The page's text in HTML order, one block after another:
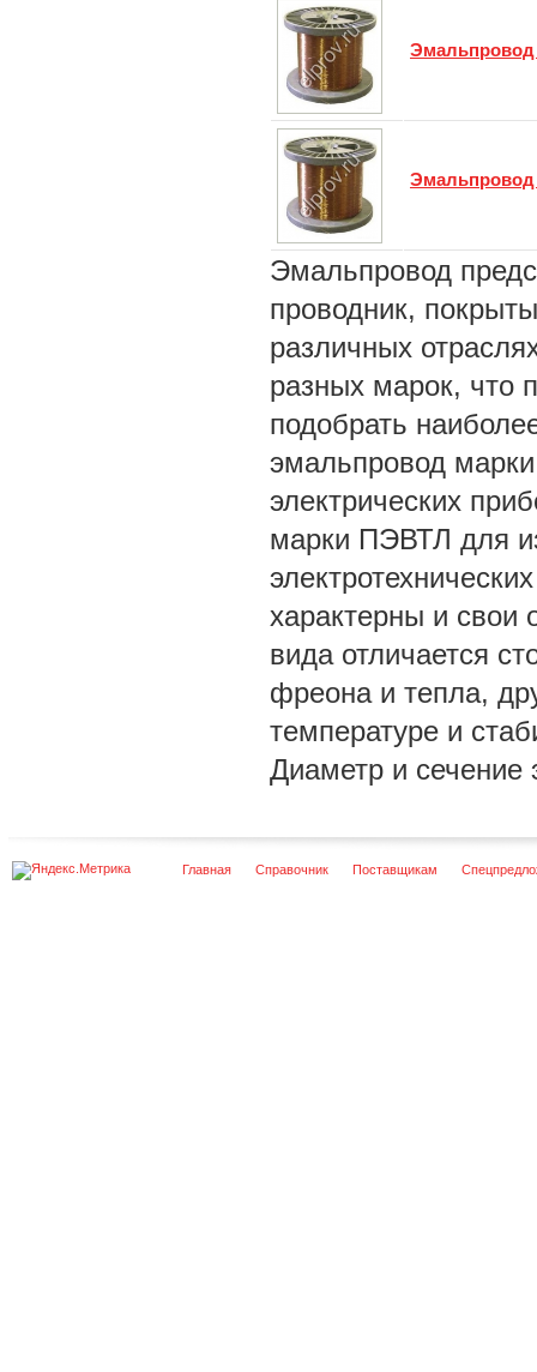
Эмальпровод
проводник,
различных
разных марок, что
подобрать
эмальпровод
электрических
марки ПЭВТЛ для
характерны и свои
вида отличается
фреона и тепла,
температуре и
Диаметр и
Главная Справочник Поставщикам